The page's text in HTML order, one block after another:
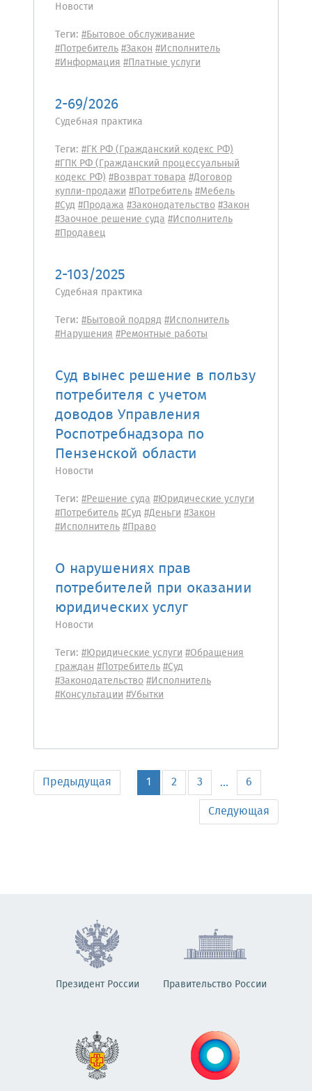
Новости
Теги: #Бытовое обслуживание
#Потребитель#Закон#Исполнитель
#Информация#Платные услуги
2-69/2026
Судебная практика
Теги: #ГК РФ (Гражданский кодекс РФ)
#ГПК РФ (Гражданский процессуальный
кодекс РФ)#Возврат товара#Договор
купли-продажи#Потребитель#Мебель
#Суд#Продажа#Законодательство#Закон
#Заочное решение суда#Исполнитель
#Продавец
2-103/2025
Судебная практика
Теги: #Бытовой подряд#Исполнитель
#Нарушения#Ремонтные работы
Суд вынес решение в пользу
потребителя с учетом
доводов Управления
Роспотребнадзора по
Пензенской области
Новости
Теги: #Решение суда#Юридические услуги
#Потребитель#Суд#Деньги#Закон
#Исполнитель#Право
О нарушениях прав
потребителей при оказании
юридических услуг
Новости
Теги: #Юридические услуги#Обращения
граждан#Потребитель#Суд
#Законодательство#Исполнитель
#Консультации#Убытки
Предыдущая 1 2 3 ...
6
Следующая
Президент России Правительство России